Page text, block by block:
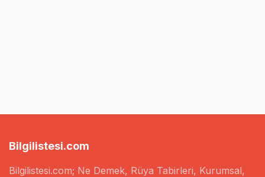
Bilgilistesi.com
Bilgilistesi.com; Ne Demek, Rüya Tabirleri, Kurumsal,